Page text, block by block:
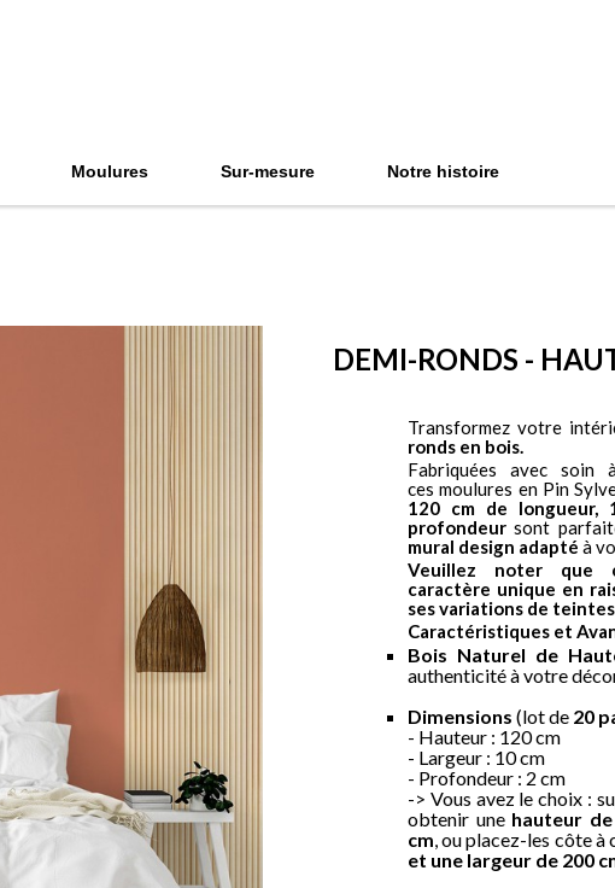
Moulures Sur-mesure Notre histoire
DEMI-RONDS -
Transformez votre
ronds en bois.
Fabriquées avec soin
ces moulures en Pin
120 cm de
profondeur sont
mural design adapté à
Veuillez noter que
caractère unique en
ses variations de
Caractéristiques et
Bois Naturel de
authenticité à votre
Dimensions (lot de 20
- Hauteur : 120 cm
- Largeur : 10 cm
- Profondeur : 2 cm
-> Vous avez le choix :
obtenir une hauteur
cm, ou placez-les côte à
et une largeur de 200